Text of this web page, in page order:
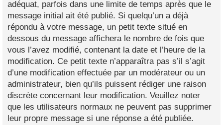
adéquat, parfois dans une limite de temps après que le
message initial ait été publié. Si quelqu’un a déjà
répondu à votre message, un petit texte situé en
dessous du message affichera le nombre de fois que
vous l’avez modifié, contenant la date et l’heure de la
modification. Ce petit texte n’apparaîtra pas s’il s’agit
d’une modification effectuée par un modérateur ou un
administrateur, bien qu’ils puissent rédiger une raison
discrète concernant leur modification. Veuillez noter
que les utilisateurs normaux ne peuvent pas supprimer
leur propre message si une réponse a été publiée.